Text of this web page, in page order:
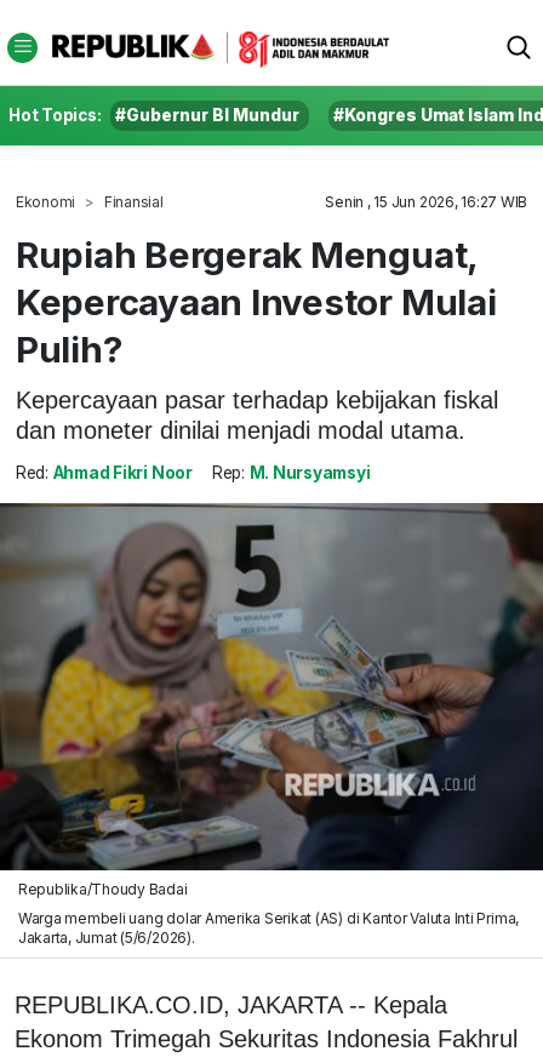
Hot Topics: #Gubernur BI Mundur #Kongres Umat Islam
Ekonomi Finansial Senin , 15 Jun 2026, 16:27 WIB
Rupiah Bergerak Menguat,
Kepercayaan Investor Mulai
Pulih?
Kepercayaan pasar terhadap kebijakan fiskal
dan moneter dinilai menjadi modal utama.
Red: Ahmad Fikri Noor Rep: M. Nursyamsyi
Republika/Thoudy Badai
Warga membeli uang dolar Amerika Serikat (AS) di Kantor Valuta Inti Prima,
Jakarta, Jumat (5/6/2026).
REPUBLIKA.CO.ID, JAKARTA -- Kepala
Ekonom Trimegah Sekuritas Indonesia Fakhrul